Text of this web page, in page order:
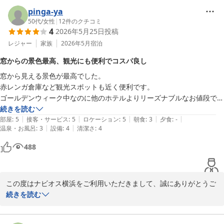
今後とも、より良いサービスをご提供できるよう努めてまいりま
す。
また横浜にお越しの際はぜひ当館をご利用くださいませ。
お客様のまたのご来館を心よりお待ち申し上げております。
営業部営業課：戸田
ナビオス横浜
2026-06-27
pinga-ya
50代/女性 | 12件のクチコミ
4 2026年5月25日投稿
レジャー 家族 2026年5月宿泊
窓からの景色最高、観光にも便利でコスパ良し
窓から見える景色が最高でした。
赤レンガ倉庫など観光スポットも近く便利です。
ゴールデンウィーク中なのに他のホテルよりリーズナブルなお値段でし
た。
続きを読む
部屋: 5 | 接客・サービス: 5 | ロケーション: 5 | 朝食: 3 | 夕食: - |
温泉・お風呂: 3 | 設備: 4 | 清潔さ: 4
488
この度はナビオス横浜をご利用いただきまして、誠にありがとうご
ざいます。
真ありがとうございます。
続きを読む